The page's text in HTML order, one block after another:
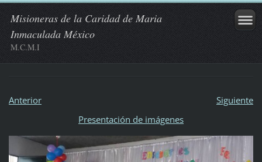
Misioneras de la Caridad de Maria
Inmaculada México
M.C.M.I
Anterior
Siguiente
Presentación de imágenes